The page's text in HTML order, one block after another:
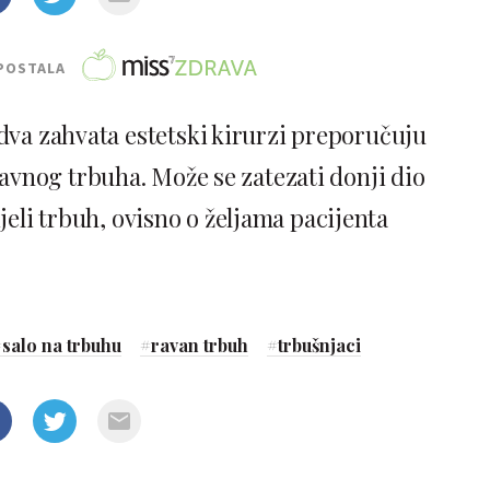
zahvata estetski kirurzi preporučuju
trbuha. Može se zatezati donji dio
trbuh, ovisno o željama pacijenta
salo na trbuhu #ravan trbuh #trbušnjaci